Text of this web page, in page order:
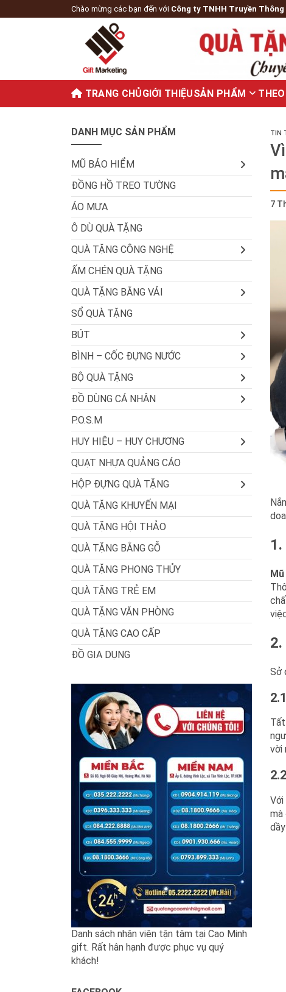
Chào mừng các bạn đến với Công ty TNHH Truyền Thông
TRANG CHỦGIỚI THIỆUSẢN PHẨM
TIN
7
Sở
vời
Với
mà
DANH MỤC SẢN PHẨM
MŨ BẢO HIỂM
ĐỒNG HỒ TREO TƯỜNG
ÁO MƯA
Ô DÙ QUÀ TẶNG
QUÀ TẶNG CÔNG NGHỆ
ẤM CHÉN QUÀ TẶNG
QUÀ TẶNG BẰNG VẢI
SỔ QUÀ TẶNG
BÚT
BÌNH – CỐC ĐỰNG NƯỚC
BỘ QUÀ TẶNG
ĐỒ DÙNG CÁ NHÂN
P.O.S.M
HUY HIỆU – HUY CHƯƠNG
QUẠT NHỰA QUẢNG CÁO
HỘP ĐỰNG QUÀ TẶNG
QUÀ TẶNG KHUYẾN MẠI
QUÀ TẶNG HỘI THẢO
QUÀ TẶNG BẰNG GỖ
QUÀ TẶNG PHONG THỦY
QUÀ TẶNG TRẺ EM
QUÀ TẶNG VĂN PHÒNG
QUÀ TẶNG CAO CẤP
ĐỒ GIA DỤNG
Danh sách nhân viên tận tâm tại Cao Minh
gift. Rất hân hạnh được phục vụ quý
khách!